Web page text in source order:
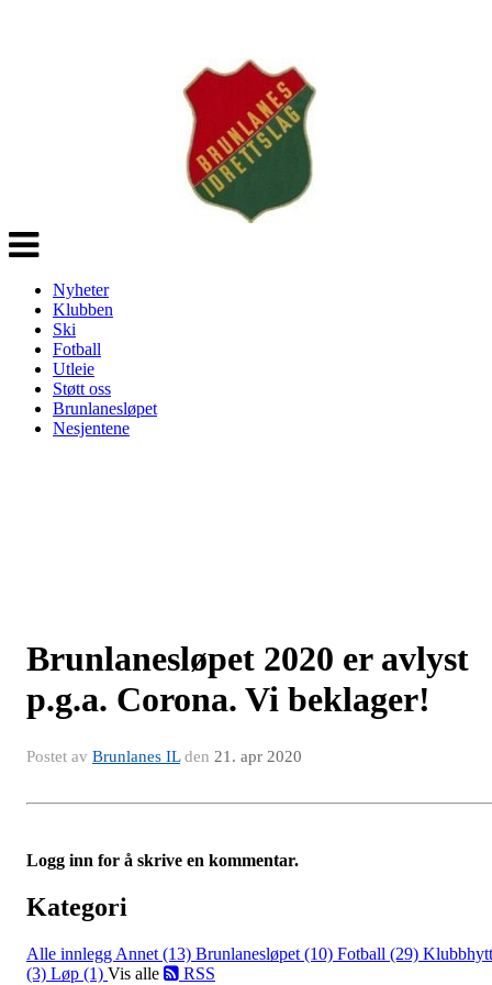
Veksle
navigasjon
Nyheter
Klubben
Ski
Fotball
Utleie
Støtt oss
Brunlanesløpet
Nesjentene
Brunlanesløpet 2020 er avlyst
p.g.a. Corona. Vi beklager!
Postet av Brunlanes ILden 21. apr 2020
Logg inn for å skrive en kommentar.
Kategori
Alle innlegg Annet (13) Brunlanesløpet (10) Fotball (29)
(3) Løp (1) Vis alle RSS